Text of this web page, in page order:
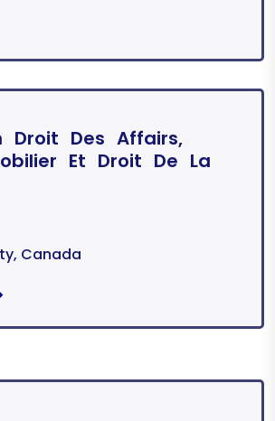
Droit Des Affairs,
Et Droit De La
Canada